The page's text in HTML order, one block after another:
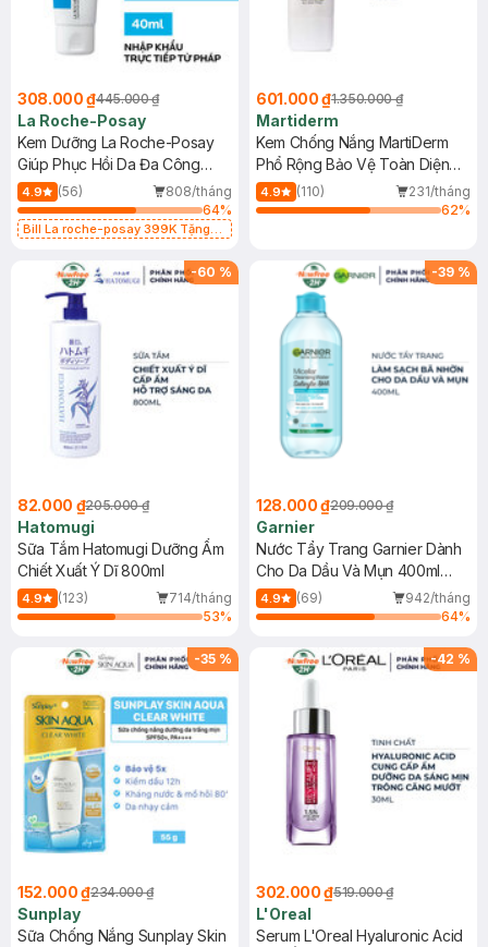
308.000 ₫445.000 ₫
La Roche-Posay
Kem Dưỡng La Roche-Posay
Giúp Phục Hồi Da Đa Công
Dụng 40ml
4.9 (56)
808/tháng
64%
Bill La roche-posay 399K Tặng
(SL có hạn)
601.000 ₫1.350.000 ₫
Martiderm
Kem Chống Nắng MartiDerm
Phổ Rộng Bảo Vệ Toàn Diện
40ml
4.9 (110)
231/tháng
62%
-60 %
82.000 ₫205.000 ₫
Hatomugi
Sữa Tắm Hatomugi Dưỡng Ẩm
Chiết Xuất Ý Dĩ 800ml
4.9 (123)
714/tháng
53%
-39 %
128.000 ₫209.000 ₫
Garnier
Nước Tẩy Trang Garnier Dành
Cho Da Dầu Và Mụn 400ml
(Mới)
4.9 (69)
942/tháng
64%
-35 %
152.000 ₫234.000 ₫
Sunplay
Sữa Chống Nắng Sunplay Skin
-42 %
302.000 ₫519.000 ₫
L'Oreal
Serum L'Oreal Hyaluronic Acid